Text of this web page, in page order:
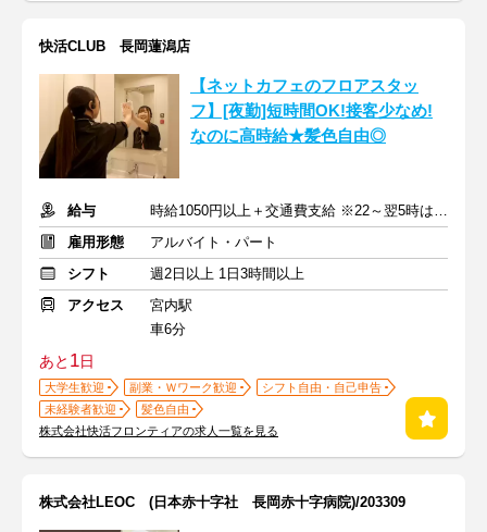
快活CLUB 長岡蓮潟店
【ネットカフェのフロアスタッ
フ】[夜勤]短時間OK!接客少なめ!
なのに高時給★髪色自由◎
給与
時給1050円以上＋交通費支給 ※22～翌5時は時給1313円
雇用形態
アルバイト・パート
シフト
週2日以上 1日3時間以上
アクセス
宮内駅
車6分
あと 1日
大学生歓迎 副業・Ｗワーク歓迎
シフト自由・自己申告
未経験者歓迎
髪色自由
株式会社快活フロンティアの求人一覧を見る
株式会社LEOC (日本赤十字社 長岡赤十字病院)/203309